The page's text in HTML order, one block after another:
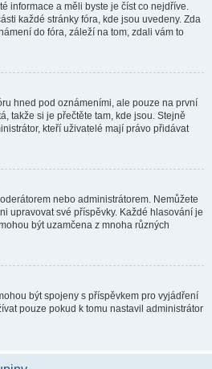
informace a měli byste je číst co nejdříve.
každé stránky fóra, kde jsou uvedeny. Zda
do fóra, záleží na tom, zdali vám to
hned pod oznámeními, ale pouze na první
takže si je přečtěte tam, kde jsou. Stejně
kteří uživatelé mají právo přidávat
nebo administrátorem. Nemůžete
upravovat své příspěvky. Každé hlasování je
být uzamčena z mnoha různých
být spojeny s příspěvkem pro vyjádření
pouze pokud k tomu nastavil administrátor